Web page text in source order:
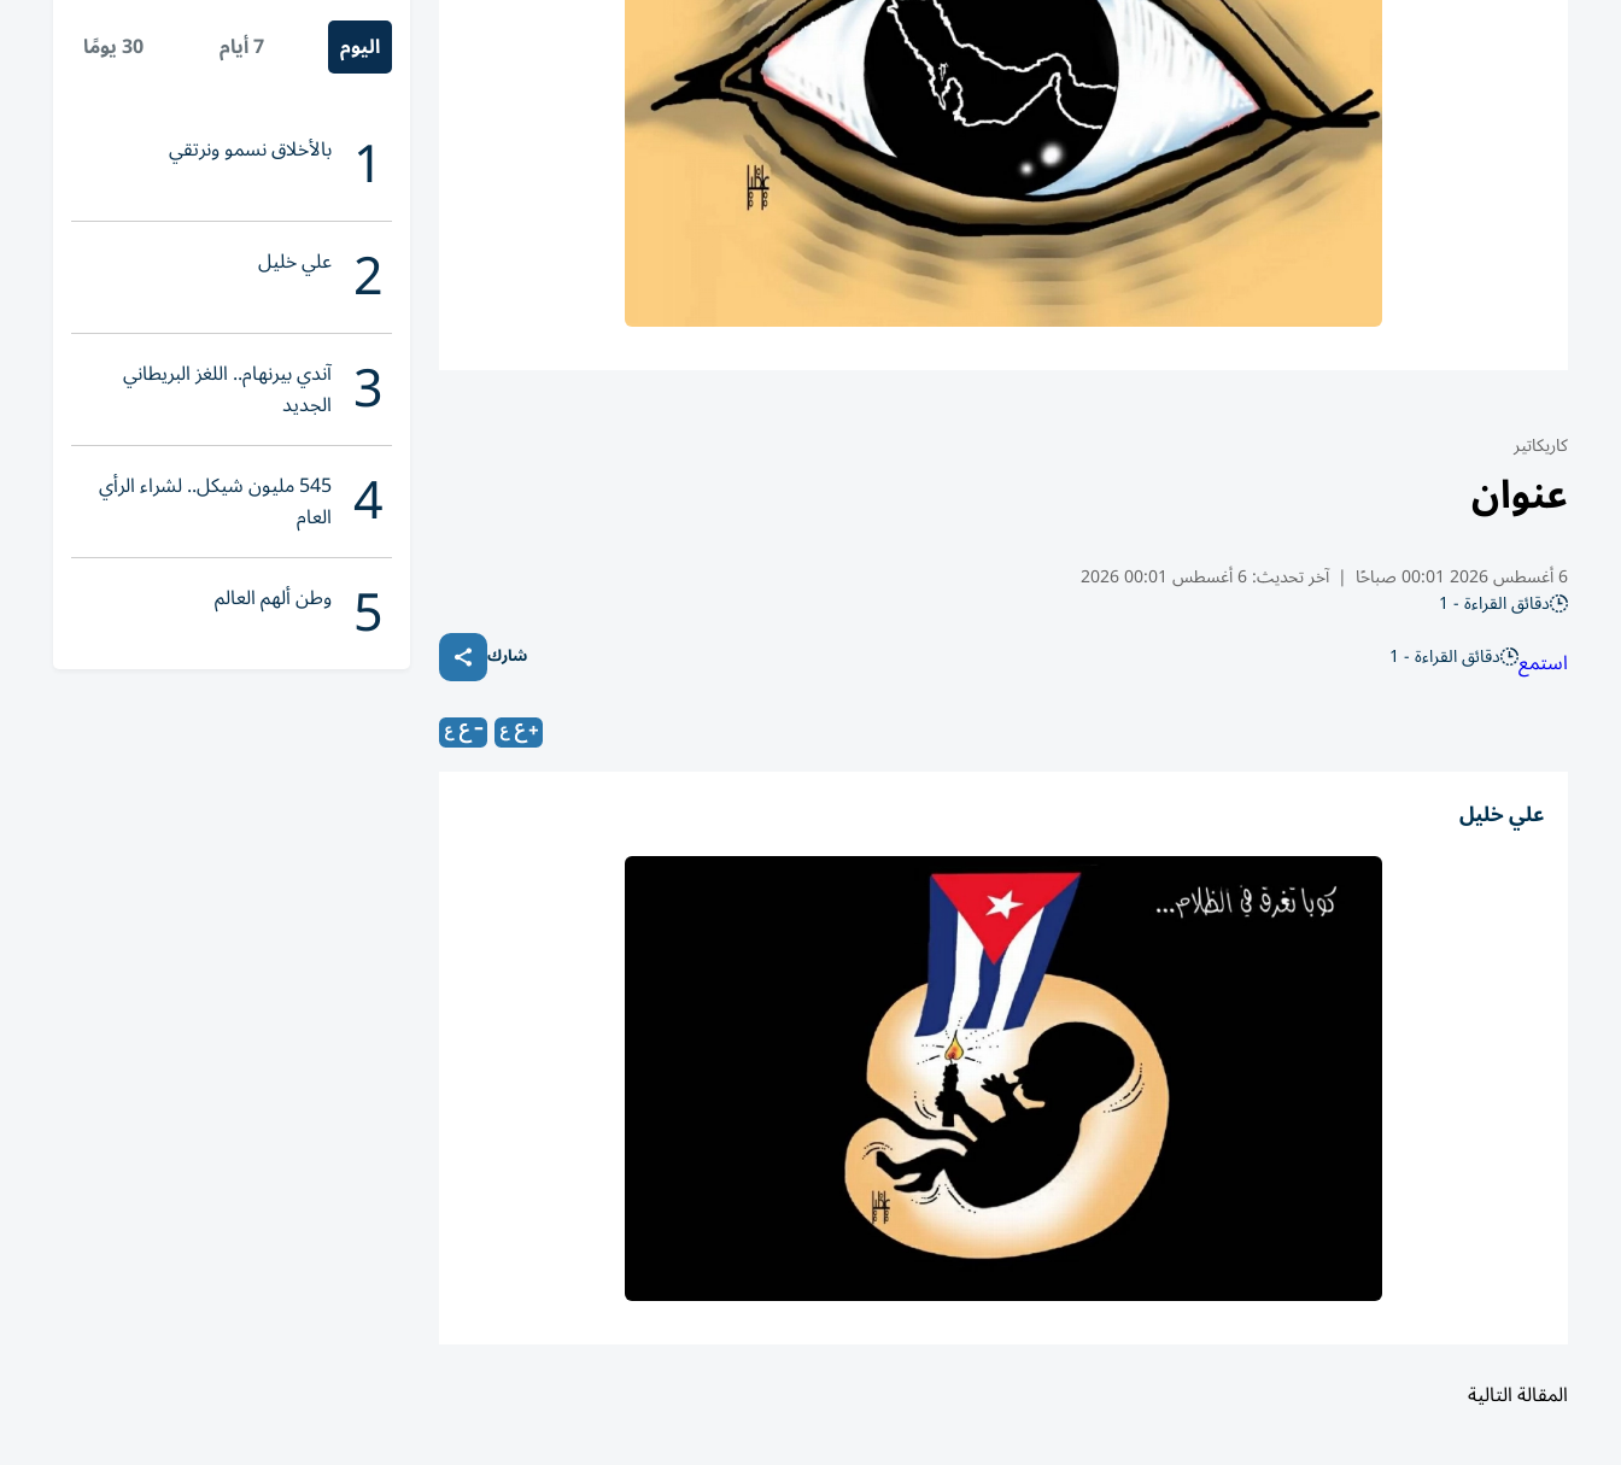
كاريكاتير
عنوان
6 أغسطس 2026 00:01 صباحًا | آخر تحديث:6 أغسطس 00:01 2026
دقائق القراءة - 1
استمع دقائق القراءة - 1 شارك
علي خليل
المقالة التالية
اليوم 7 أيام 30 يومًا
1 بالأخلاق نسمو ونرتقي
2 علي خليل
3 ​آندي بيرنهام.. اللغز البريطاني
الجديد
4 545 مليون شيكل.. لشراء الرأي
العام
5 وطن ألهم العالم